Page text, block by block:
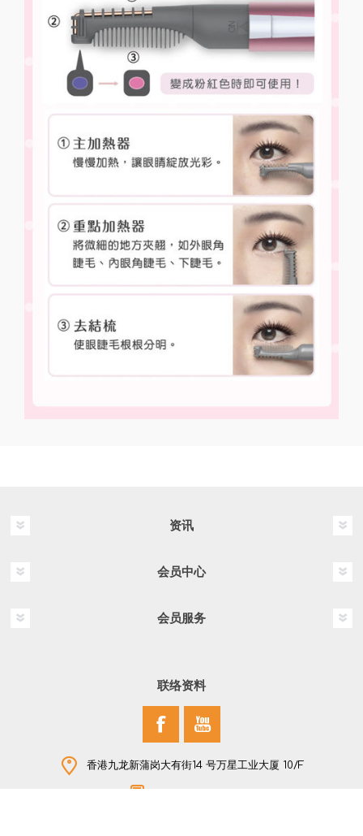
资讯
会员中心
会员服务
联络资料
香港九龙新蒲岗大有街14 号万星工业大厦 10/F